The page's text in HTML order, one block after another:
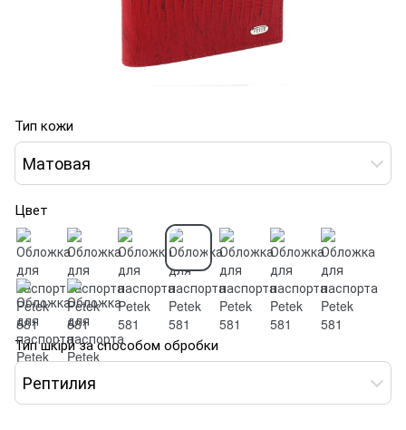
Тип кожи
Матовая
Цвет
Тип шкіри за способом обробки
Рептилия